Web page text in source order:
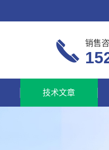
销售
技术文章